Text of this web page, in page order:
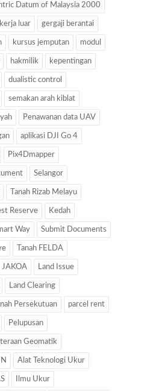
Datum of Malaysia 2000
kerja luar gergaji berantai
kursus jemputan modul
hakmilik kepentingan
dualistic control
semakan arah kiblat
Penawanan data UAV
aplikasi DJI Go 4
Pix4Dmapper
Selangor
Tanah Rizab Melayu
Reserve Kedah
Way Submit Documents
Tanah FELDA
JAKOA Land Issue
Land Clearing
Persekutuan parcel rent
Pelupusan
Geomatik
Alat Teknologi Ukur
Ilmu Ukur